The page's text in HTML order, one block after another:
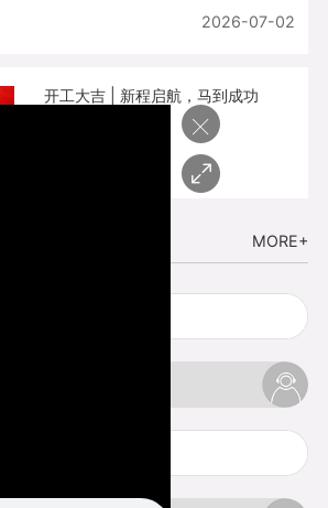
2026-07-02
开工大吉 | 新程启航，马到成功
MORE+
×